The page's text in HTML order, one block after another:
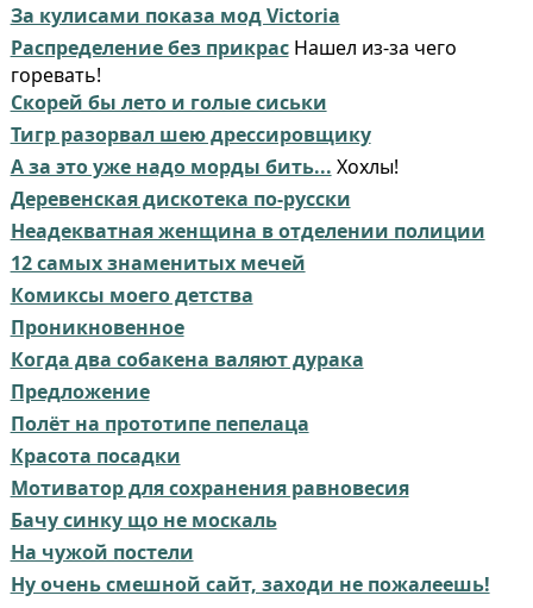
За кулисами показа мод Victoria
Распределение без прикрасНашел из-за чего
горевать!
Скорей бы лето и голые сиськи
Тигр разорвал шею дрессировщику
А за это уже надо морды бить... Хохлы!
Деревенская дискотека по-русски
Неадекватная женщина в отделении полиции
12 самых знаменитых мечей
Комиксы моего детства
Проникновенное
Когда два собакена валяют дурака
Предложение
Полёт на прототипе пепелаца
Красота посадки
Мотиватор для сохранения равновесия
Бачу синку що не москаль
На чужой постели
Ну очень смешной сайт, заходи не пожалеешь!